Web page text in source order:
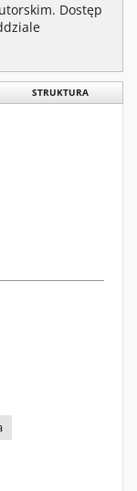
Dostęp
STRUKTURA